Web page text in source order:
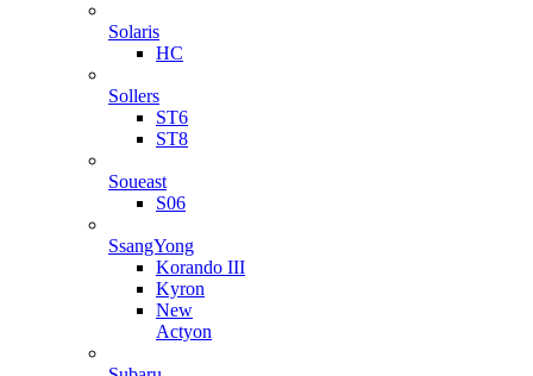
Solaris
HC
Sollers
ST6
ST8
Soueast
S06
SsangYong
Korando III
Kyron
New
Actyon